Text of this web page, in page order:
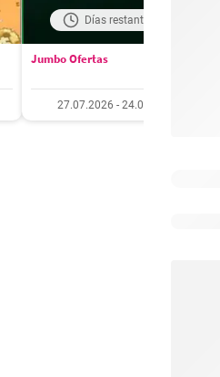
Días restantes: 18
Jumbo Ofertas
27.07.2026 - 24.08.2026